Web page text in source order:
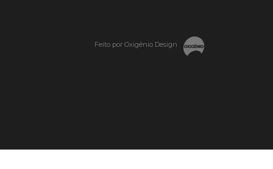
Feito por Oxigênio Design